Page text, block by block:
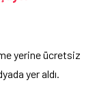
yerine ücretsiz
yer aldı.